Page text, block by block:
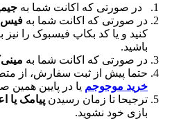
در صورتی که اکانت شما به
در صورتی که اکانت شما به
کنید و یا کد بکاپ فیسبوک را
باشید.
در صورتی که اکانت شما به
حتما پیش از ثبت سفارش، از
خرید موجوجم یا در پایین همین
ترجیحا تا زمان رسیدن پیامک یا
بازی خود نشوید.